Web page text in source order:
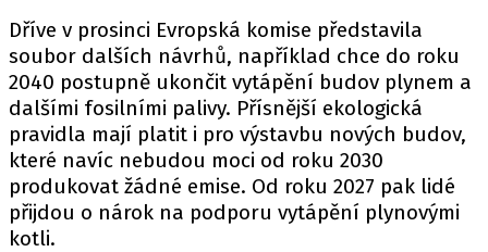
Dříve v prosinci Evropská komise představila
soubor dalších návrhů, například chce do roku
2040 postupně ukončit vytápění budov plynem a
dalšími fosilními palivy. Přísnější ekologická
pravidla mají platit i pro výstavbu nových budov,
které navíc nebudou moci od roku 2030
produkovat žádné emise. Od roku 2027 pak lidé
přijdou o nárok na podporu vytápění plynovými
kotli.